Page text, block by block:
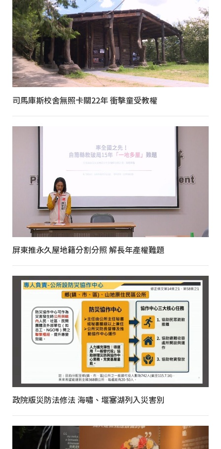
司馬庫斯校舍無照卡關22年 衝擊童受教權
屏東推永久屋地籍分割分照 解長年產權難題
政院版災防法修法 海嘯、堰塞湖列入災害別